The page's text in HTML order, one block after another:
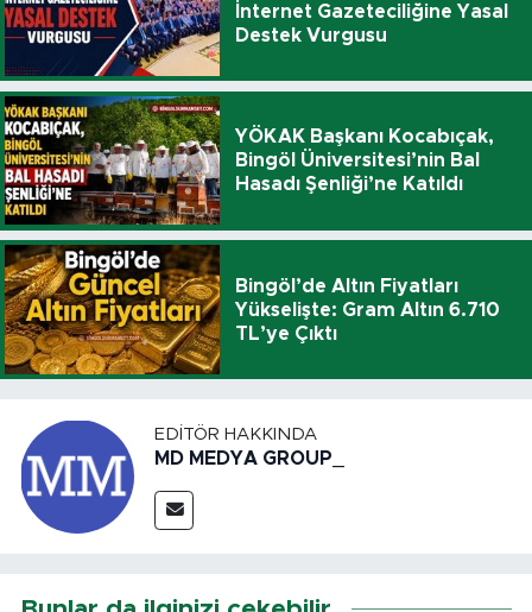
İnternet Gazeteciliğine Yasal
Destek Vurgusu
YÖKAK Başkanı Kocabıçak,
Bingöl Üniversitesi’nin Bal
Hasadı Şenliği’ne Katıldı
Bingöl’de Altın Fiyatları
Yükselişte: Gram Altın 6.710
TL’ye Çıktı
EDITÖR HAKKINDA
MD MEDYA GROUP_